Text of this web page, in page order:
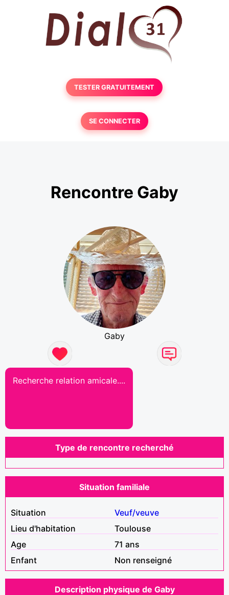
TESTER GRATUITEMENT
SE CONNECTER
Rencontre Gaby
Gaby
Recherche relation amicale....
Type de rencontre recherché
Situation familiale
Situation
Veuf/veuve
Lieu d'habitation
Toulouse
Age
71 ans
Enfant
Non renseigné
Description physique de Gaby